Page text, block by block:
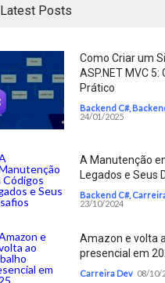
Latest Posts
Como Criar um
ASP.NET MVC 5:
Prático
Backend C#,
24/01/2025
A Manutenção
Legados e Seus
Backend C#,
23/10/2024
Amazon e volta
presencial em
Carreira Dev 08/10/